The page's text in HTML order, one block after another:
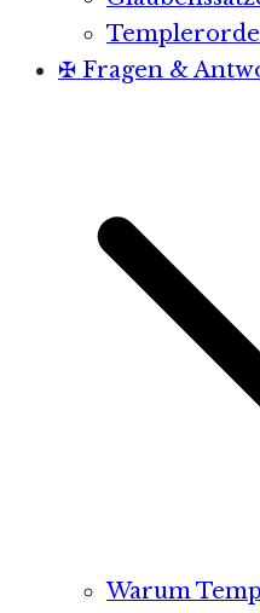
✠ Fragen &
Warum